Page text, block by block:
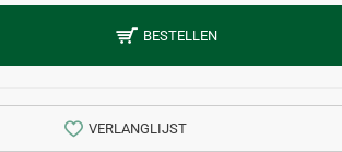
BESTELLEN
VERLANGLIJST